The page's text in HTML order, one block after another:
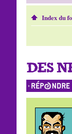
Index du
DES
Répondre